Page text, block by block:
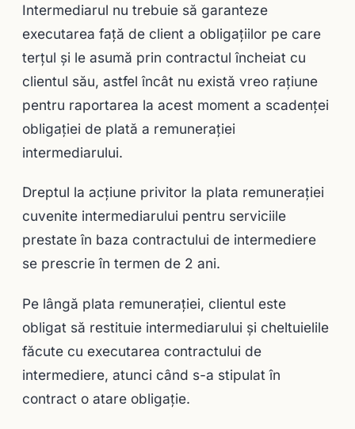
Intermediarul nu trebuie să garanteze
executarea faţă de client a obligaţiilor pe care
terţul şi le asumă prin contractul încheiat cu
clientul său, astfel încât nu există vreo raţiune
pentru raportarea la acest moment a scadenţei
obligaţiei de plată a remuneraţiei
intermediarului.
Dreptul la acţiune privitor la plata remuneraţiei
cuvenite intermediarului pentru serviciile
prestate în baza contractului de intermediere
se prescrie în termen de 2 ani.
Pe lângă plata remuneraţiei, clientul este
obligat să restituie intermediarului şi cheltuielile
făcute cu executarea contractului de
intermediere, atunci când s-a stipulat în
contract o atare obligaţie.